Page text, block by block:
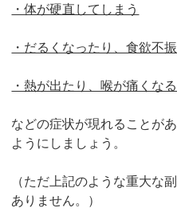
・体が硬直してしまう
・だるくなったり、食欲不
・熱が出たり、喉が痛くなる
などの症状が現れることが
ようにしましょう。
（ただ上記のような重大な
ありません。）